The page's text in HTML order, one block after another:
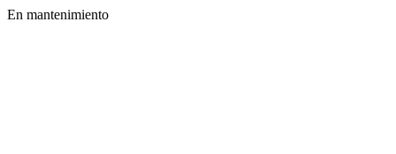
En mantenimiento